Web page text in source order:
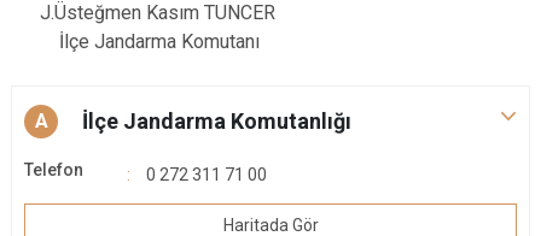
J.Üsteğmen Kasım TUNCER
İlçe Jandarma Komutanı
A İlçe Jandarma Komutanlığı
Telefon 0 272 311 71 00
Haritada Gör